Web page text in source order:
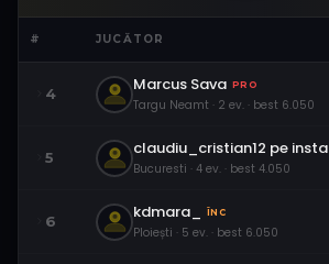
# JUCĂTOR
4 Marcus Sava PRO
Targu Neamt · 2 ev. · best 6.050
5 claudiu_cristian12 pe insta
Bucuresti · 4 ev. · best 4.050
6 kdmara_ ÎNC
Ploiești · 5 ev. · best 6.050